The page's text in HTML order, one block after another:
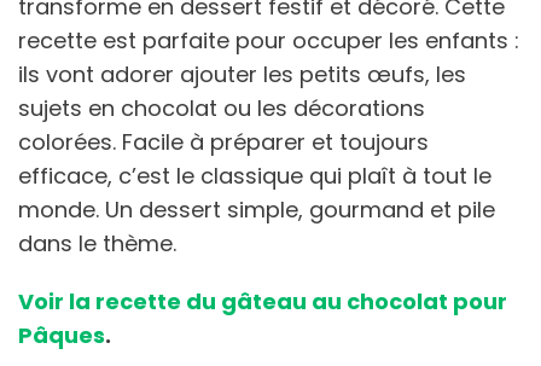
transforme en dessert festif et décoré. Cette
recette est parfaite pour occuper les enfants :
ils vont adorer ajouter les petits œufs, les
sujets en chocolat ou les décorations
colorées. Facile à préparer et toujours
efficace, c’est le classique qui plaît à tout le
monde. Un dessert simple, gourmand et pile
dans le thème.
Voir la recette du gâteau au chocolat pour
Pâques.